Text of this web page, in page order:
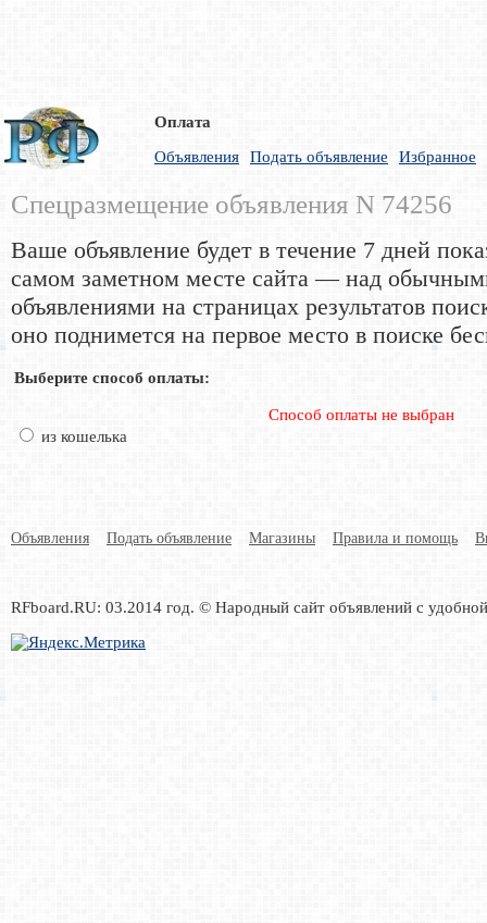
Оплата
Объявления
Подать объявление Избранное
Спецразмещение объявления N 74256
Ваше объявление будет в течение 7 дней
самом заметном месте сайта — над
объявлениями на страницах результатов
оно поднимется на первое место в поиске
Выберите способ оплаты:
из кошелька
Способ оплаты не выбран
Объявления Подать объявление Магазины Правила и помощь
RFboard.RU: 03.2014 год. © Народный сайт объявлений с